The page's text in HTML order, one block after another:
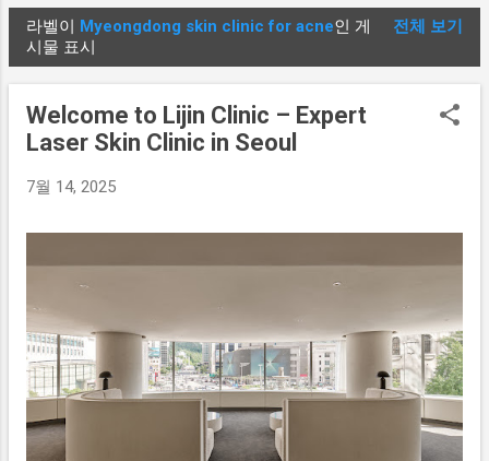
글
라벨이 Myeongdong skin clinic for acne인 게
시물 표시
전체 보기
Welcome to Lijin Clinic – Expert
Laser Skin Clinic in Seoul
7월 14, 2025